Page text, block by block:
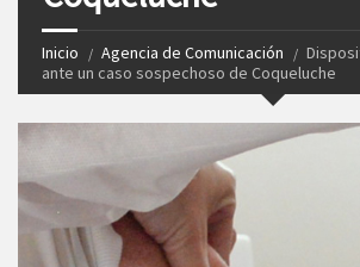
Inicio Agencia de Comunicación
ante un caso sospechoso de Coqueluche